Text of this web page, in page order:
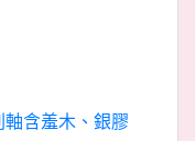
含羞木、銀膠